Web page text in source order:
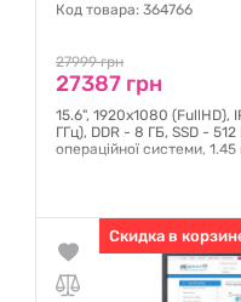
Код товара: 364766
27999 грн
27387 грн
15.6", 1920х1080 (FullHD),
ГГц), DDR - 8 ГБ, SSD -
операційної системи, 1.45
Скидка в